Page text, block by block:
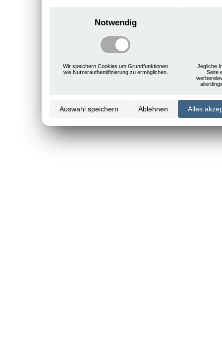
Notwendig
Wir speichern Cookies um Grundfunktionen
wie Nutzerauthentifizierung zu ermöglichen.
Jegliche
Seite
Auswahl speichern Ablehnen Alles